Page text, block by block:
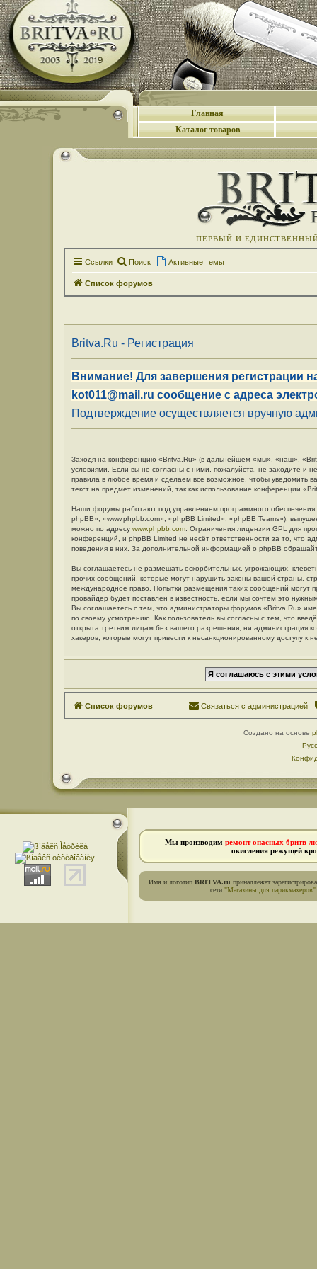
Главная
Каталог товаров
ПЕРВЫЙ И
Ссылки Поиск Активные темы
Список форумов
Britva.Ru - Регистрация
Внимание! Для завершения регистрации
kot011@mail.ru сообщение с адреса
Подтверждение осуществляется вручную
Заходя на конференцию «Britva.Ru» (в дальнейшем «мы», «наш»,
условиями. Если вы не согласны с ними, пожалуйста, не заходите и
правила в любое время и сделаем всё возможное, чтобы уведомить
текст на предмет изменений, так как использование конференции
Наши форумы работают под управлением программного
phpBB», «www.phpbb.com», «phpBB Limited», «phpBB Teams»),
можно по адресу www.phpbb.com . Ограничения лицензии GPL для
конференций, и phpBB Limited не несёт ответственности за то, что
поведения в них. За дополнительной информацией о phpBB
Вы соглашаетесь не размещать оскорбительных, угрожающих,
прочих сообщений, которые могут нарушить законы вашей страны,
международное право. Попытки размещения таких сообщений
провайдер будет поставлен в известность, если мы сочтём это
Вы соглашаетесь с тем, что администраторы форумов «Britva.Ru»
по своему усмотрению. Как пользователь вы согласны с тем, что
открыта третьим лицам без вашего разрешения, ни администрация
хакеров, которые могут привести к несанкционированному доступу к
Список форумов Связаться с администрацией
Создано на основе
Мы производим ремонт опасных бритв
окисления режущей
Имя и логотип BRITVA.ru принадлежат
сети "Магазины для парикмахеров"